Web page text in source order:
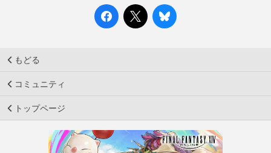
もどる
コミュニティ
トップページ